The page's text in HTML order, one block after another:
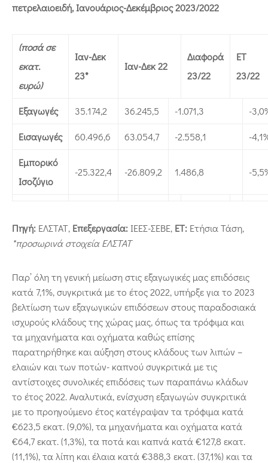
πετρελαιοειδή, Ιανουάριος-Δεκέμβριος2023/2022
(ποσά σε
εκατ.
ευρώ)
Ιαν-Δεκ
23*
Ιαν-Δεκ 22
Διαφορά
23/22
ΕΤ
23/22
Εξαγωγές 35.174,2 36.245,5 -1.071,3 -
Εισαγωγές 60.496,6 63.054,7 -2.558,1 -
Εμπορικό
Ισοζύγιο
-25.322,4 -26.809,2 1.486,8 -
Πηγή: ΕΛΣΤΑΤ, Επεξεργασία: ΙΕΕΣ-ΣΕΒΕ, ΕΤ: Ετήσια Τάση,
*προσωρινά στοιχεία ΕΛΣΤΑΤ
Παρ’ όλη τη γενική μείωση στις εξαγωγικές μας επιδόσεις
κατά 7,1%, συγκριτικά με το έτος 2022, υπήρξε για το 2023
βελτίωση των εξαγωγικών επιδόσεων στους παραδοσιακά
ισχυρούς κλάδους της χώρας μας, όπως τα τρόφιμα και
τα μηχανήματα και οχήματα καθώς επίσης
παρατηρήθηκε και αύξηση στους κλάδους των λιπών –
ελαιών και των ποτών- καπνού συγκριτικά με τις
αντίστοιχες συνολικές επιδόσεις των παραπάνω κλάδων
το έτος 2022. Αναλυτικά, ενίσχυση εξαγωγών συγκριτικά
με το προηγούμενο έτος κατέγραψαν τα τρόφιμα κατά
€623,5 εκατ. (9,0%), τα μηχανήματα και οχήματα κατά
€64,7 εκατ. (1,3%), τα ποτά και καπνά κατά €127,8 εκατ.
(11,1%), τα λίπη και έλαια κατά €388,3 εκατ. (37,1%) και τα